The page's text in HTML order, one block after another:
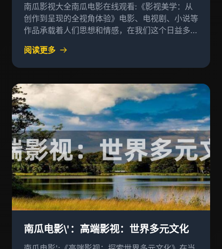
南瓜影视大全南瓜电影在线观看:《影视美学：从
创作到呈现的全视角体验》电影、电视剧、小说等
作品承载着人们思想和情感，在我们这个日益多元
阅读更多
南瓜电影\'：高端影视：世界多元文化